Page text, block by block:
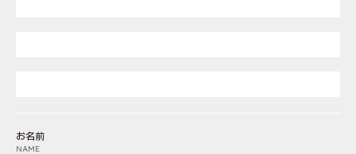
お名前
NAME